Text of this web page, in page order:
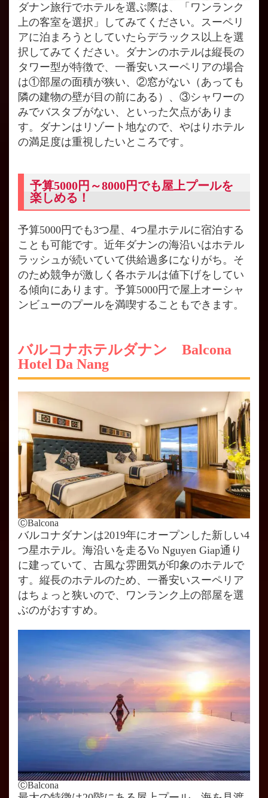
ダナン旅行でホテルを選ぶ際は、「ワンランク
上の客室を選択」してみてください。スーペリ
アに泊まろうとしていたらデラックス以上を選
択してみてください。ダナンのホテルは縦長の
タワー型が特徴で、一番安いスーペリアの場合
は①部屋の面積が狭い、②窓がない（あっても
隣の建物の壁が目の前にある）、③シャワーの
みでバスタブがない、といった欠点がありま
す。ダナンはリゾート地なので、やはりホテル
の満足度は重視したいところです。
予算5000円～8000円でも屋上プールを
楽しめる！
予算5000円でも3つ星、4つ星ホテルに宿泊する
ことも可能です。近年ダナンの海沿いはホテル
ラッシュが続いていて供給過多になりがち。そ
のため競争が激しく各ホテルは値下げをしてい
る傾向にあります。予算5000円で屋上オーシャ
ンビューのプールを満喫することもできます。
バルコナホテルダナン Balcona
Hotel Da Nang
ⒸBalcona
バルコナダナンは2019年にオープンした新しい4
つ星ホテル。海沿いを走るVo Nguyen Giap通り
に建っていて、古風な雰囲気が印象のホテルで
す。縦長のホテルのため、一番安いスーペリア
はちょっと狭いので、ワンランク上の部屋を選
ぶのがおすすめ。
ⒸBalcona